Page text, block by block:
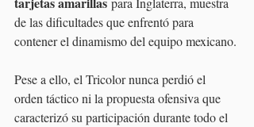
de las dificultades que enfrentó para
contener el dinamismo del equipo mexicano.
Pese a ello, el Tricolor nunca perdió el
orden táctico ni la propuesta ofensiva que
caracterizó su participación durante todo el